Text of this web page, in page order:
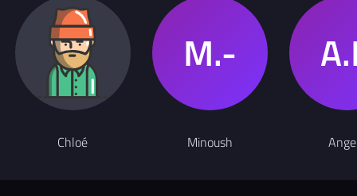
Chloé Minoush